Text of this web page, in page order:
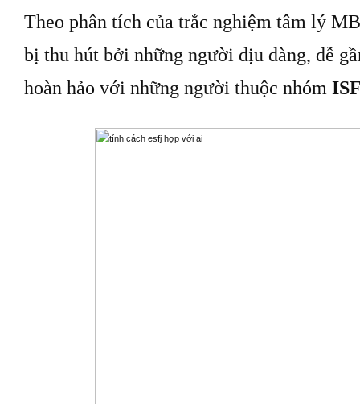
Theo phân tích của trắc nghiệm tâm lý
bị thu hút bởi những người dịu dàng, dễ
hoàn hảo với những người thuộc nhóm